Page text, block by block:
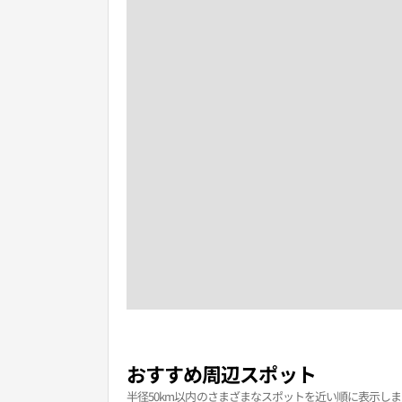
おすすめ周辺スポット
半径50km以内のさまざまなスポットを近い順に表示し